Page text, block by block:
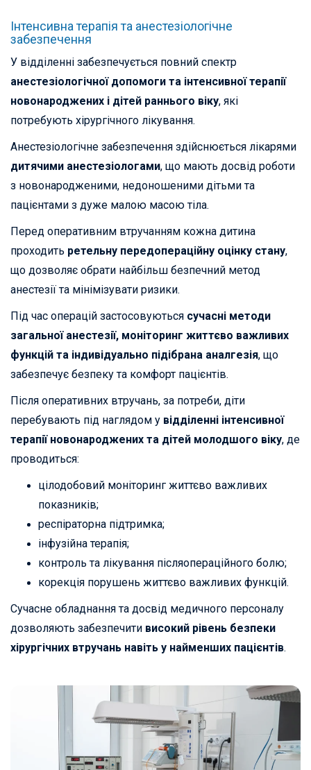
Інтенсивна терапія та анестезіологічне
забезпечення
У відділенні забезпечується повний спектр
анестезіологічної допомоги та інтенсивної терапії
новонароджених і дітей раннього віку, які
потребують хірургічного лікування.
Анестезіологічне забезпечення здійснюється лікарями
дитячими анестезіологами, що мають досвід роботи
з новонародженими, недоношеними дітьми та
пацієнтами з дуже малою масою тіла.
Перед оперативним втручанням кожна дитина
проходить ретельну передопераційну оцінку стану,
що дозволяє обрати найбільш безпечний метод
анестезії та мінімізувати ризики.
Під час операцій застосовуються сучасні методи
загальної анестезії, моніторинг життєво важливих
функцій та індивідуально підібрана аналгезія, що
забезпечує безпеку та комфорт пацієнтів.
Після оперативних втручань, за потреби, діти
перебувають під наглядом у відділенні інтенсивної
терапії новонароджених та дітей молодшого віку, де
проводиться:
цілодобовий моніторинг життєво важливих
показників;
респіраторна підтримка;
інфузійна терапія;
контроль та лікування післяопераційного болю;
корекція порушень життєво важливих функцій.
Сучасне обладнання та досвід медичного персоналу
дозволяють забезпечити високий рівень безпеки
хірургічних втручань навіть у найменших пацієнтів.